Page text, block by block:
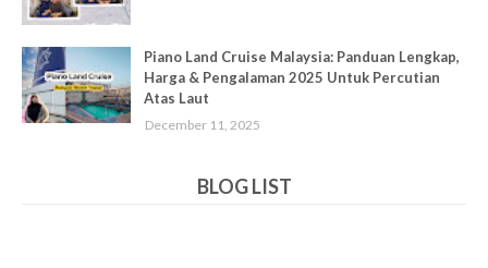
Piano Land Cruise Malaysia: Panduan Lengkap,
Harga & Pengalaman 2025 Untuk Percutian
Atas Laut
December 11, 2025
BLOG LIST